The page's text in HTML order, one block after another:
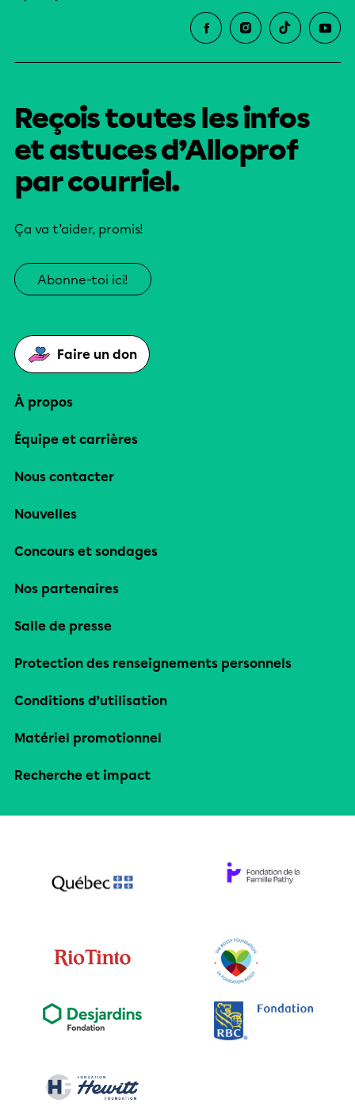
Reçois toutes les infos
et astuces d’Alloprof
par courriel.
Ça va t’aider, promis!
Abonne-toi ici!
Faire un don
À propos
Équipe et carrières
Nous contacter
Nouvelles
Concours et sondages
Nos partenaires
Salle de presse
Protection des renseignements personnels
Conditions d’utilisation
Matériel promotionnel
Recherche et impact